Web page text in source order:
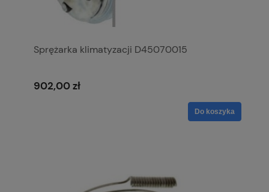
Sprężarka klimatyzacji D45070015
902,00 zł
Do koszyka